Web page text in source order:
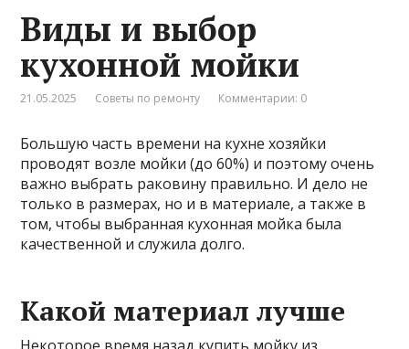
Виды и выбор
кухонной мойки
21.05.2025 Советы по ремонту Комментарии: 0
Большую часть времени на кухне хозяйки
проводят возле мойки (до 60%) и поэтому очень
важно выбрать раковину правильно. И дело не
только в размерах, но и в материале, а также в
том, чтобы выбранная кухонная мойка была
качественной и служила долго.
Какой материал лучше